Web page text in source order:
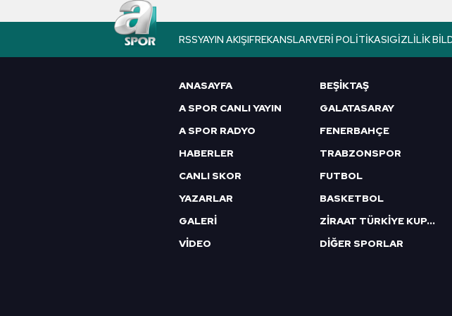
6698 sayılı Kişisel Verilerin Korunması Kanunu uyarınca
mevzuata uygun olarak kullanılan çerezlerle ilgili bilgi
RSSYAYIN AKIŞIFREKANSLARVERI POLITIKASIGIZLILIK
ANASAYFA
A SPOR CANLI YAYIN
A SPOR RADYO
HABERLER
CANLI SKOR
YAZARLAR
GALERİ
VİDEO
BEŞİKTAŞ
GALATASARAY
FENERBAHÇE
TRABZONSPOR
FUTBOL
BASKETBOL
ZİRAAT TÜRKİYE KUPASI
DİĞER SPORLAR